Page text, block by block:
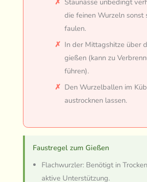
die feinen Wurzeln sonst
faulen.
In der Mittagshitze über
gießen (kann zu
führen).
Den Wurzelballen im
austrocknen lassen.
Faustregel zum Gießen
Flachwurzler: Benötigt in
aktive Unterstützung.